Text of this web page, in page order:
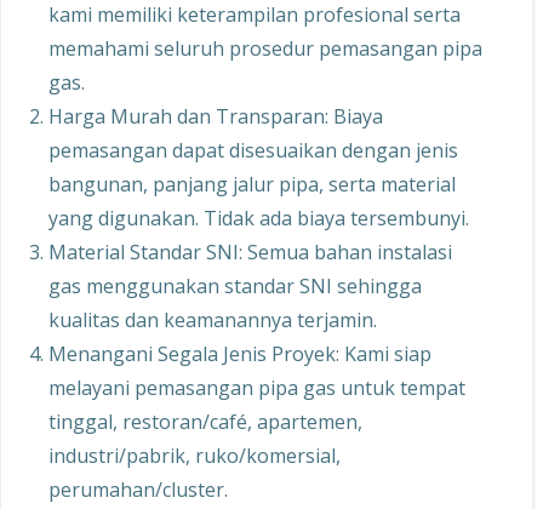
kami memiliki keterampilan profesional serta
memahami seluruh prosedur pemasangan pipa
gas.
Harga Murah dan Transparan: Biaya
pemasangan dapat disesuaikan dengan jenis
bangunan, panjang jalur pipa, serta material
yang digunakan. Tidak ada biaya tersembunyi.
Material Standar SNI: Semua bahan instalasi
gas menggunakan standar SNI sehingga
kualitas dan keamanannya terjamin.
Menangani Segala Jenis Proyek: Kami siap
melayani pemasangan pipa gas untuk tempat
tinggal, restoran/café, apartemen,
industri/pabrik, ruko/komersial,
perumahan/cluster.